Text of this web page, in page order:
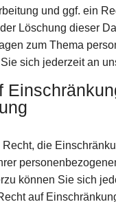
und ggf. ein
Löschung dieser
zum Thema
sich jederzeit an
die
können Sie sich
auf